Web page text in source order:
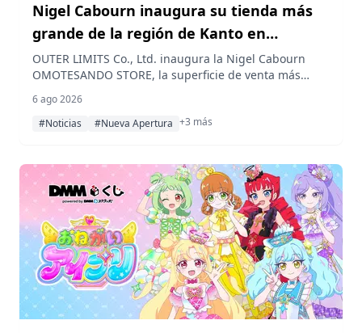
Nigel Cabourn inaugura su tienda más
grande de la región de Kanto en
Omotesando, el vecindario que él amaba
OUTER LIMITS Co., Ltd. inaugura la Nigel Cabourn
OMOTESANDO STORE, la superficie de venta más
Omotesando, Tokio, el 8 de agosto, completada con el
primer espacio de cafetería de la firma.
6 ago 2026
#Noticias
#Nueva Apertura +3 más